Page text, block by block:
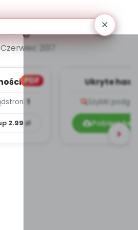
tego numeru
2017
PDF
stron: 1
2.99 zł
Ukryte
Szybki
Pobierz